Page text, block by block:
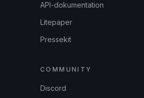
API-dokumentation
Litepaper
Pressekit
COMMUNITY
Discord